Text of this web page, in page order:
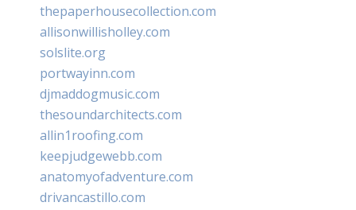
thepaperhousecollection.com
allisonwillisholley.com
solslite.org
portwayinn.com
djmaddogmusic.com
thesoundarchitects.com
allin1roofing.com
keepjudgewebb.com
anatomyofadventure.com
drivancastillo.com